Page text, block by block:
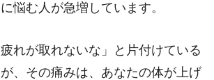
悩む人が急増しています。
れが取れないな」と片付けている
、その痛みは、あなたの体が上げ